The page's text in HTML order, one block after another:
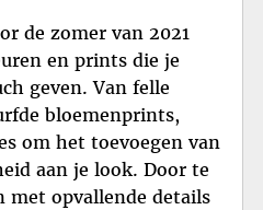
de zomer van 2021
en prints die je
geven. Van felle
bloemenprints,
om het toevoegen van
aan je look. Door te
met opvallende details